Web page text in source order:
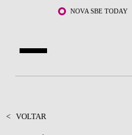
Saltar para o conteúdo principalNOVA SBE TODAY
< VOLTAR